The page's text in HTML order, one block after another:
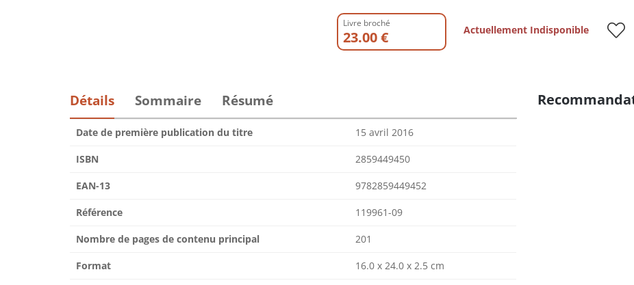
Livre broché
23.00 € Actuellement Indisponible
Détails Sommaire Résumé
Date de première publication du titre 15 avril 2016
ISBN 2859449450
EAN-13 9782859449452
Référence 119961-09
Nombre de pages de contenu principal 201
Format 16.0 x 24.0 x 2.5 cm